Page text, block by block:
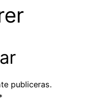
publiceras.